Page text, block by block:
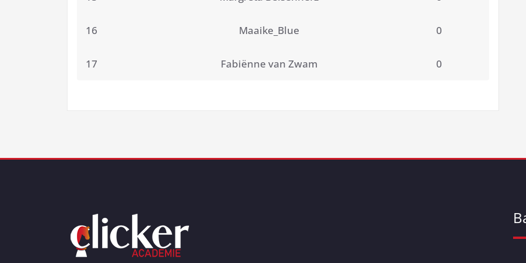
16 Maaike_Blue 0
17 Fabiënne van Zwam 0